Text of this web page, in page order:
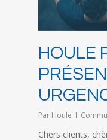
HOULE
Par Houle
Chers clients,